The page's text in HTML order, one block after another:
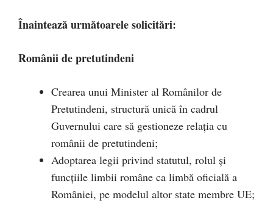
Înaintează următoarele solicitări:
Românii de pretutindeni
Crearea unui Minister al Românilor de
Pretutindeni, structură unică în cadrul
Guvernului care să gestioneze relaţia cu
românii de pretutindeni;
Adoptarea legii privind statutul, rolul și
funcțiile limbii române ca limbă oficială a
României, pe modelul altor state membre UE;